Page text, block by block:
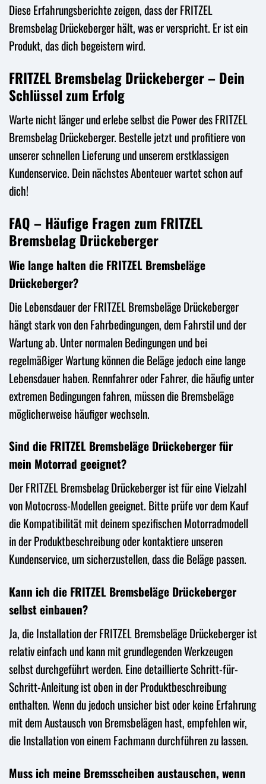
Diese Erfahrungsberichte zeigen, dass der FRITZEL
Bremsbelag Drückeberger hält, was er verspricht. Er ist ein
Produkt, das dich begeistern wird.
FRITZEL Bremsbelag Drückeberger – Dein
Schlüssel zum Erfolg
Warte nicht länger und erlebe selbst die Power des FRITZEL
Bremsbelag Drückeberger. Bestelle jetzt und profitiere von
unserer schnellen Lieferung und unserem erstklassigen
Kundenservice. Dein nächstes Abenteuer wartet schon auf
dich!
FAQ – Häufige Fragen zum FRITZEL
Bremsbelag Drückeberger
Wie lange halten die FRITZEL Bremsbeläge
Drückeberger?
Die Lebensdauer der FRITZEL Bremsbeläge Drückeberger
hängt stark von den Fahrbedingungen, dem Fahrstil und der
Wartung ab. Unter normalen Bedingungen und bei
regelmäßiger Wartung können die Beläge jedoch eine lange
Lebensdauer haben. Rennfahrer oder Fahrer, die häufig unter
extremen Bedingungen fahren, müssen die Bremsbeläge
möglicherweise häufiger wechseln.
Sind die FRITZEL Bremsbeläge Drückeberger für
mein Motorrad geeignet?
Der FRITZEL Bremsbelag Drückeberger ist für eine Vielzahl
von Motocross-Modellen geeignet. Bitte prüfe vor dem Kauf
die Kompatibilität mit deinem spezifischen Motorradmodell
in der Produktbeschreibung oder kontaktiere unseren
Kundenservice, um sicherzustellen, dass die Beläge passen.
Kann ich die FRITZEL Bremsbeläge Drückeberger
selbst einbauen?
Ja, die Installation der FRITZEL Bremsbeläge Drückeberger ist
relativ einfach und kann mit grundlegenden Werkzeugen
selbst durchgeführt werden. Eine detaillierte Schritt-für-
Schritt-Anleitung ist oben in der Produktbeschreibung
enthalten. Wenn du jedoch unsicher bist oder keine Erfahrung
mit dem Austausch von Bremsbelägen hast, empfehlen wir,
die Installation von einem Fachmann durchführen zu lassen.
Muss ich meine Bremsscheiben austauschen, wenn